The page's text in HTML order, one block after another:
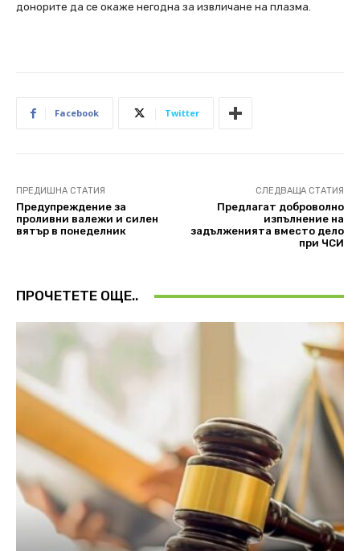
донорите да се окаже негодна за извличане на плазма.
Facebook Twitter
ПРЕДИШНА СТАТИЯ
Предупреждение за
проливни валежи и силен
вятър в понеделник
СЛЕДВАЩА СТАТИЯ
Предлагат доброволно
изпълнение на
задълженията вместо дело
при ЧСИ
ПРОЧЕТЕТЕ ОЩЕ..